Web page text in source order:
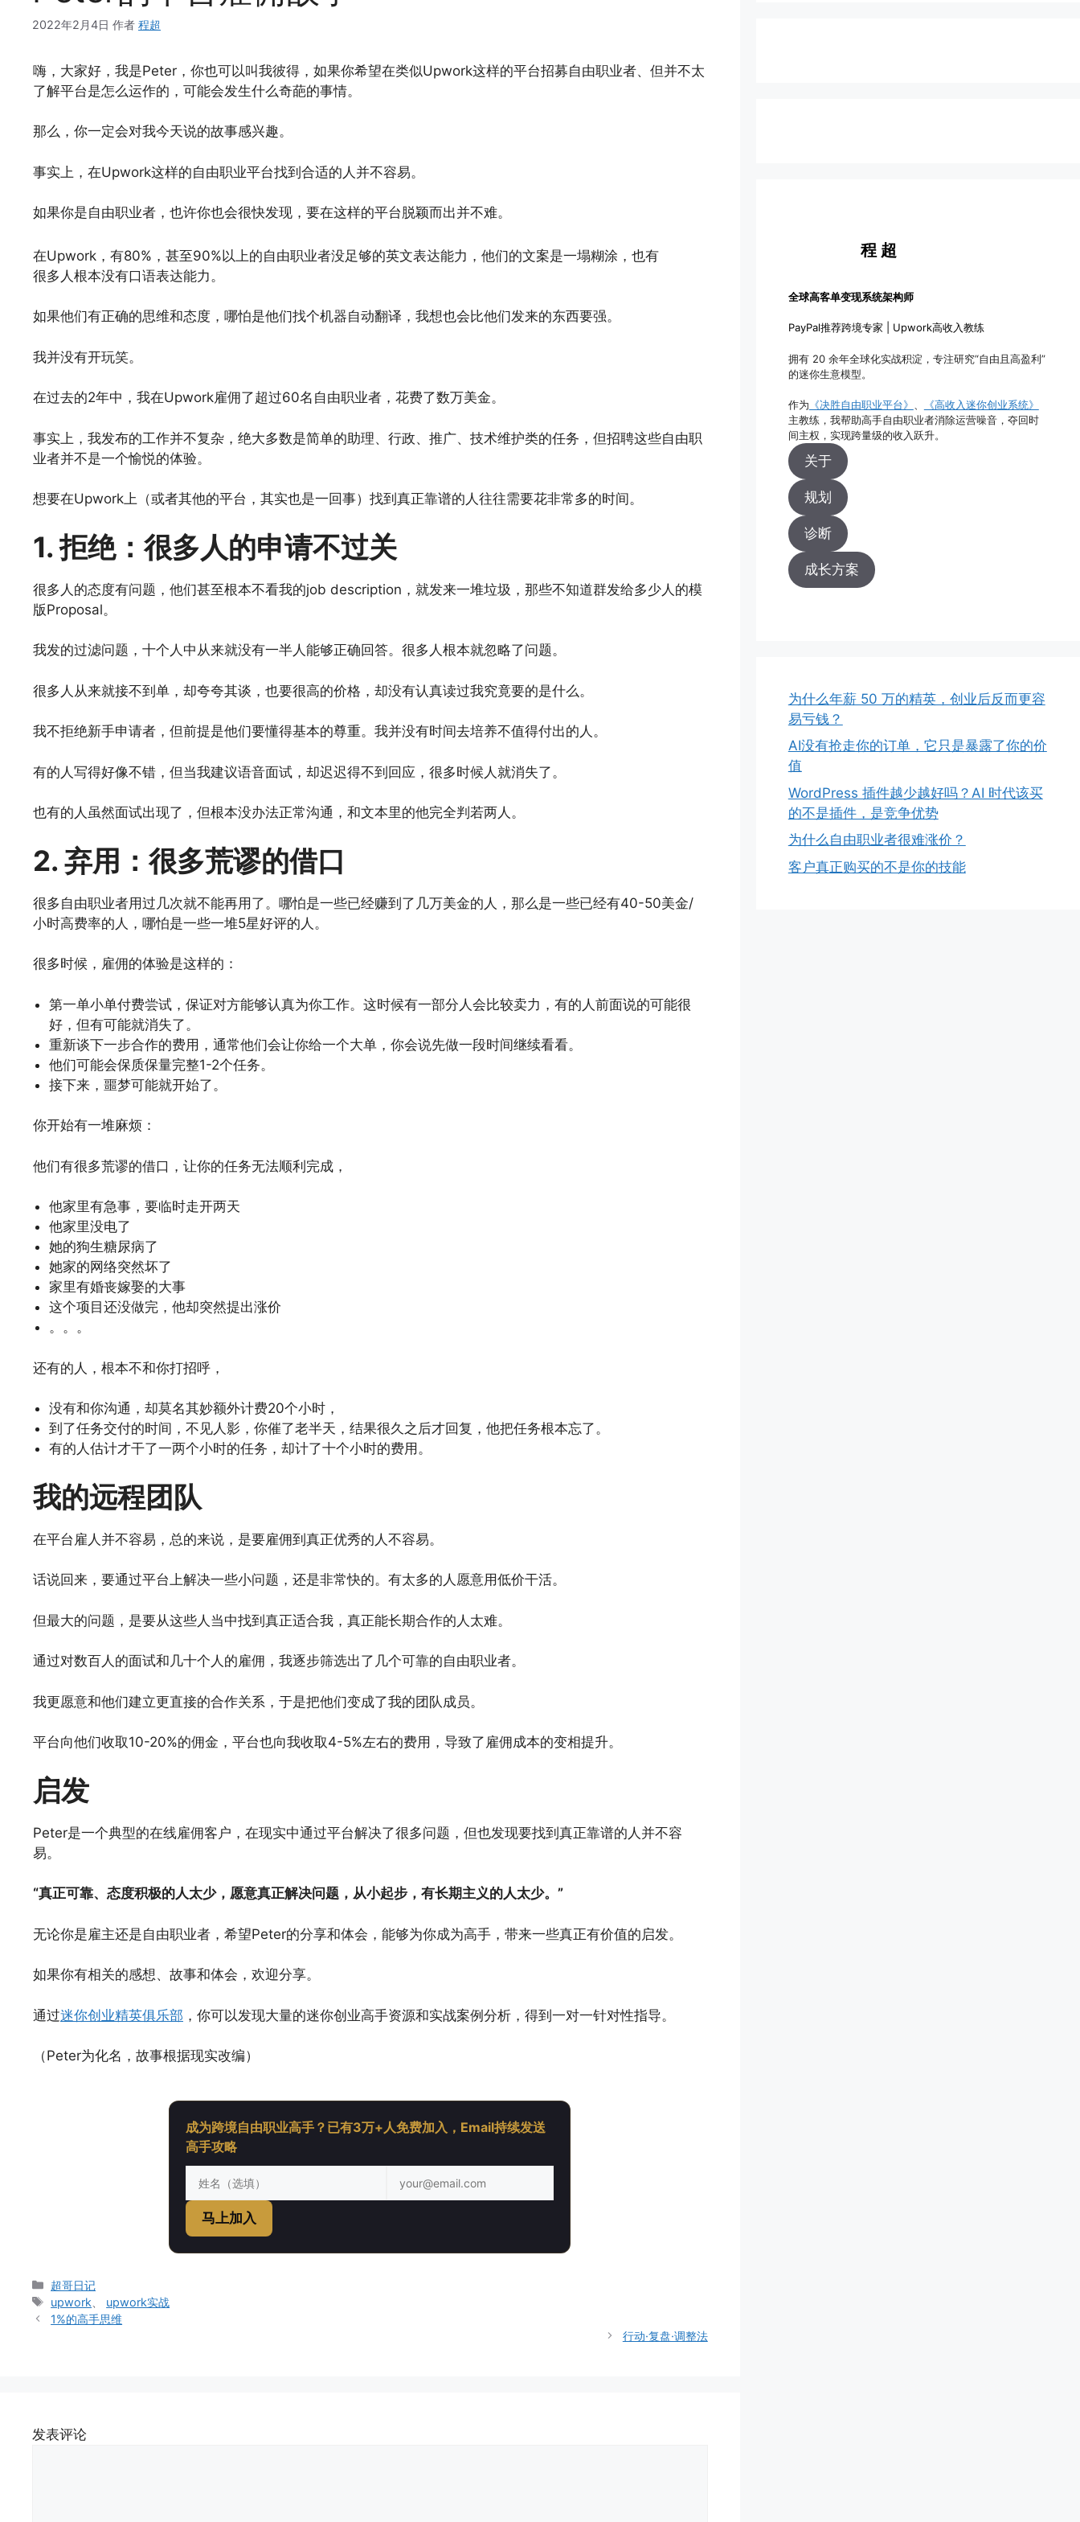
2022年2月4日 作者 程超
嗨，大家好，我是Peter，你也可以叫我彼得，如果你希望在类似Upwork这样的平台招募自由职业者、但并不太
了解平台是怎么运作的，可能会发生什么奇葩的事情。
那么，你一定会对我今天说的故事感兴趣。
事实上，在Upwork这样的自由职业平台找到合适的人并不容易。
如果你是自由职业者，也许你也会很快发现，要在这样的平台脱颖而出并不难。
在Upwork，有80%，甚至90%以上的自由职业者没足够的英文表达能力，他们的文案是一塌糊涂，也有
很多人根本没有口语表达能力。
如果他们有正确的思维和态度，哪怕是他们找个机器自动翻译，我想也会比他们发来的东西要强。
我并没有开玩笑。
在过去的2年中，我在Upwork雇佣了超过60名自由职业者，花费了数万美金。
事实上，我发布的工作并不复杂，绝大多数是简单的助理、行政、推广、技术维护类的任务，但招聘这些自由职
业者并不是一个愉悦的体验。
想要在Upwork上（或者其他的平台，其实也是一回事）找到真正靠谱的人往往需要花非常多的时间。
1. 拒绝：很多人的申请不过关
很多人的态度有问题，他们甚至根本不看我的job description，就发来一堆垃圾，那些不知道群发给多少人的模
版Proposal。
我发的过滤问题，十个人中从来就没有一半人能够正确回答。很多人根本就忽略了问题。
很多人从来就接不到单，却夸夸其谈，也要很高的价格，却没有认真读过我究竟要的是什么。
我不拒绝新手申请者，但前提是他们要懂得基本的尊重。我并没有时间去培养不值得付出的人。
有的人写得好像不错，但当我建议语音面试，却迟迟得不到回应，很多时候人就消失了。
也有的人虽然面试出现了，但根本没办法正常沟通，和文本里的他完全判若两人。
2. 弃用：很多荒谬的借口
很多自由职业者用过几次就不能再用了。哪怕是一些已经赚到了几万美金的人，那么是一些已经有40-50美金/
小时高费率的人，哪怕是一些一堆5星好评的人。
很多时候，雇佣的体验是这样的：
第一单小单付费尝试，保证对方能够认真为你工作。这时候有一部分人会比较卖力，有的人前面说的可能很
好，但有可能就消失了。
重新谈下一步合作的费用，通常他们会让你给一个大单，你会说先做一段时间继续看看。
他们可能会保质保量完整1-2个任务。
接下来，噩梦可能就开始了。
你开始有一堆麻烦：
他们有很多荒谬的借口，让你的任务无法顺利完成，
他家里有急事，要临时走开两天
他家里没电了
她的狗生糖尿病了
她家的网络突然坏了
家里有婚丧嫁娶的大事
这个项目还没做完，他却突然提出涨价
。。。
还有的人，根本不和你打招呼，
没有和你沟通，却莫名其妙额外计费20个小时，
到了任务交付的时间，不见人影，你催了老半天，结果很久之后才回复，他把任务根本忘了。
有的人估计才干了一两个小时的任务，却计了十个小时的费用。
我的远程团队
在平台雇人并不容易，总的来说，是要雇佣到真正优秀的人不容易。
话说回来，要通过平台上解决一些小问题，还是非常快的。有太多的人愿意用低价干活。
但最大的问题，是要从这些人当中找到真正适合我，真正能长期合作的人太难。
通过对数百人的面试和几十个人的雇佣，我逐步筛选出了几个可靠的自由职业者。
我更愿意和他们建立更直接的合作关系，于是把他们变成了我的团队成员。
平台向他们收取10-20%的佣金，平台也向我收取4-5%左右的费用，导致了雇佣成本的变相提升。
启发
Peter是一个典型的在线雇佣客户，在现实中通过平台解决了很多问题，但也发现要找到真正靠谱的人并不容
易。
“真正可靠、态度积极的人太少，愿意真正解决问题，从小起步，有长期主义的人太少。”
无论你是雇主还是自由职业者，希望Peter的分享和体会，能够为你成为高手，带来一些真正有价值的启发。
如果你有相关的感想、故事和体会，欢迎分享。
通过迷你创业精英俱乐部 ，你可以发现大量的迷你创业高手资源和实战案例分析，得到一对一针对性指导。
（Peter为化名，故事根据现实改编）
成为跨境自由职业高手？已有3万+人免费加入，Email持续发送
高手攻略
马上加入
分
类
超哥日记
标
签
upwork
upwork实战
1%的高手思维
行动·复盘·调整法
发表评论
程 超
全球高客单变现系统架构师
PayPal推荐跨境专家 | Upwork高收入教练
拥有 20 余年全球化实战积淀，专注研究“自由且高盈利”
的迷你生意模型。
作为 《决胜自由职业平台》
《高收入迷你创业系统》
主教练，我帮助高手自由职业者消除运营噪音，夺回时
间主权，实现跨量级的收入跃升。
关于
规划
诊断
成长方案
为什么年薪 50 万的精英，创业后反而更容
易亏钱？
AI没有抢走你的订单，它只是暴露了你的价
值
WordPress 插件越少越好吗？AI 时代该买
的不是插件，是竞争优势
为什么自由职业者很难涨价？
客户真正购买的不是你的技能